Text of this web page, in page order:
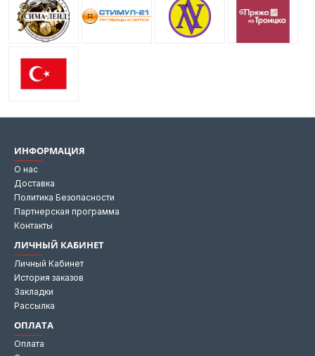
ИНФОРМАЦИЯ
О нас
Доставка
Политика Безопасности
Партнерская программа
Контакты
ЛИЧНЫЙ КАБИНЕТ
Личный Кабинет
История заказов
Закладки
Рассылка
ОПЛАТА
Оплата